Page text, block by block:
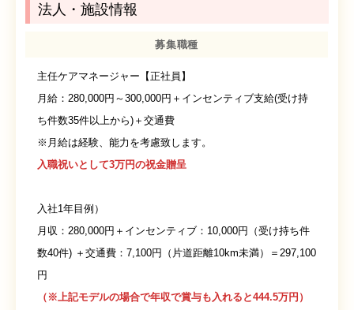
法人・施設情報
募集職種
主任ケアマネージャー【正社員】
月給：280,000円～300,000円＋インセンティブ支給(受け持
ち件数35件以上から)＋交通費
※月給は経験、能力を考慮致します。
入職祝いとして3万円の祝金贈呈
入社1年目例）
月収：280,000円＋インセンティブ：10,000円（受け持ち件
数40件) ＋交通費：7,100円（片道距離10km未満）＝297,100
円
（※上記モデルの場合で年収で賞与も入れると444.5万円）